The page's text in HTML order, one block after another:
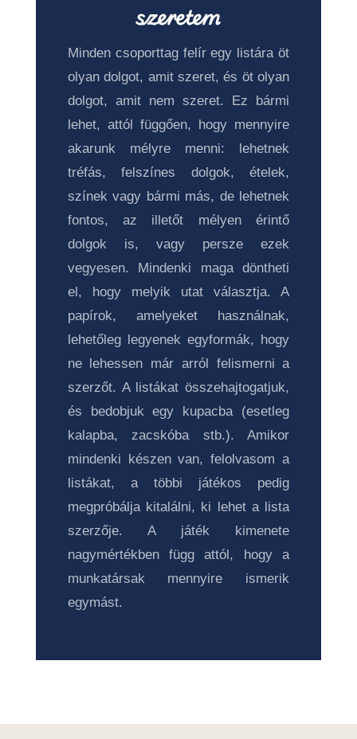
szeretem
Minden csoporttag felír egy listára öt
olyan dolgot, amit szeret, és öt olyan
dolgot, amit nem szeret. Ez bármi
lehet, attól függően, hogy mennyire
akarunk mélyre menni: lehetnek
tréfás, felszínes dolgok, ételek,
színek vagy bármi más, de lehetnek
fontos, az illetőt mélyen érintő
dolgok is, vagy persze ezek
vegyesen. Mindenki maga döntheti
el, hogy melyik utat választja. A
papírok, amelyeket használnak,
lehetőleg legyenek egyformák, hogy
ne lehessen már arról felismerni a
szerzőt. A listákat összehajtogatjuk,
és bedobjuk egy kupacba (esetleg
kalapba, zacskóba stb.). Amikor
mindenki készen van, felolvasom a
listákat, a többi játékos pedig
megpróbálja kitalálni, ki lehet a lista
szerzője. A játék kimenete
nagymértékben függ attól, hogy a
munkatársak mennyire ismerik
egymást.